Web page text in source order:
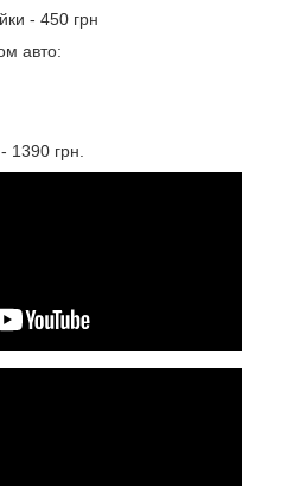
- 450 грн
авто:
1390 грн.